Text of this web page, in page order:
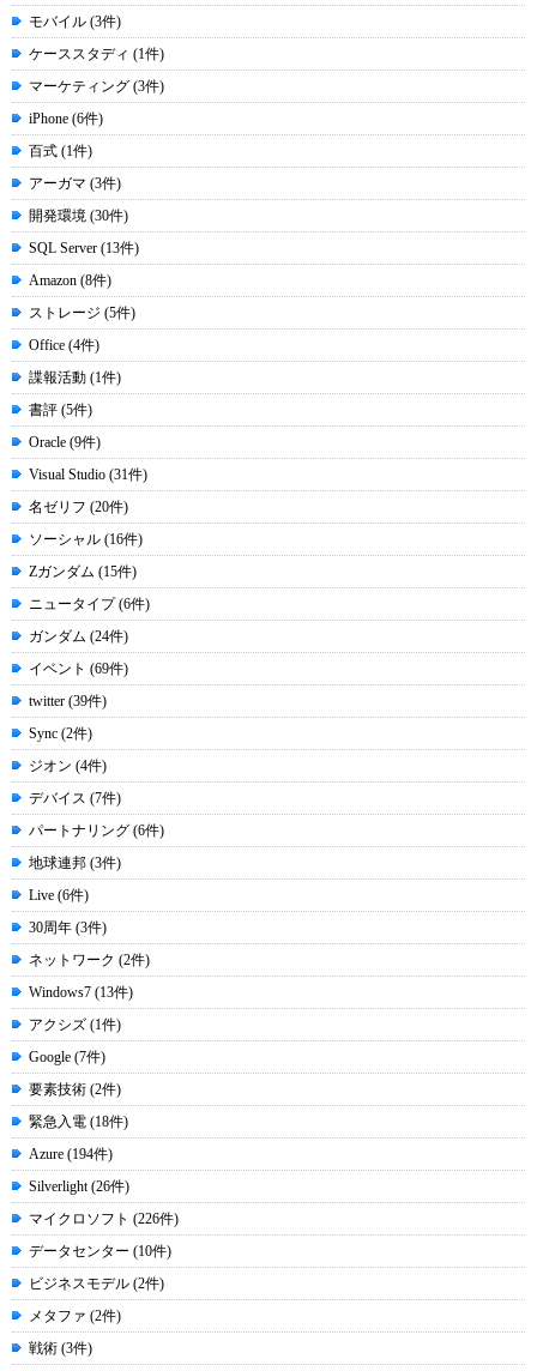
モバイル (3件)
ケーススタディ (1件)
マーケティング (3件)
iPhone (6件)
百式 (1件)
アーガマ (3件)
開発環境 (30件)
SQL Server (13件)
Amazon (8件)
ストレージ (5件)
Office (4件)
諜報活動 (1件)
書評 (5件)
Oracle (9件)
Visual Studio (31件)
名ゼリフ (20件)
ソーシャル (16件)
Zガンダム (15件)
ニュータイプ (6件)
ガンダム (24件)
イベント (69件)
twitter (39件)
Sync (2件)
ジオン (4件)
デバイス (7件)
パートナリング (6件)
地球連邦 (3件)
Live (6件)
30周年 (3件)
ネットワーク (2件)
Windows7 (13件)
アクシズ (1件)
Google (7件)
要素技術 (2件)
緊急入電 (18件)
Azure (194件)
Silverlight (26件)
マイクロソフト (226件)
データセンター (10件)
ビジネスモデル (2件)
メタファ (2件)
戦術 (3件)